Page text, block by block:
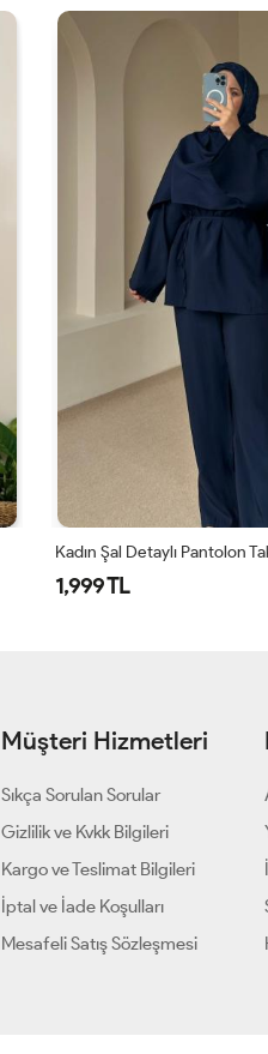
Kadın Şal Detaylı Pantolon
1,999 TL
Müşteri Hizmetleri
Sıkça Sorulan Sorular
Gizlilik ve Kvkk Bilgileri
Kargo ve Teslimat Bilgileri
İptal ve İade Koşulları
Mesafeli Satış Sözleşmesi